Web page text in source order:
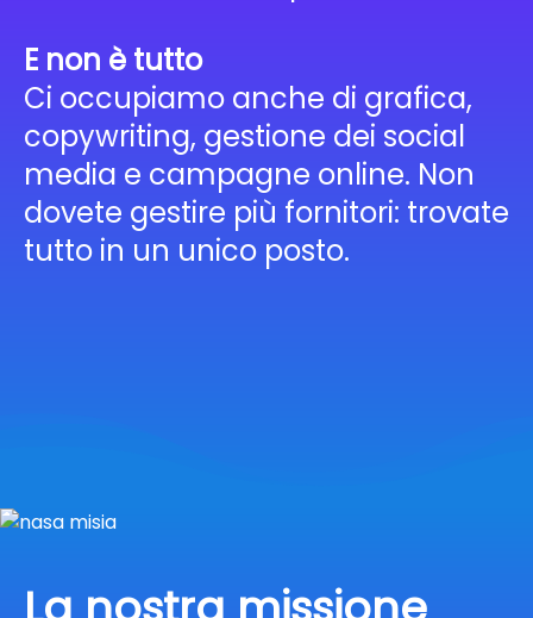
E non è tutto
Ci occupiamo anche di grafica,
copywriting, gestione dei social
media e campagne online. Non
dovete gestire più fornitori: trovate
tutto in un unico posto.